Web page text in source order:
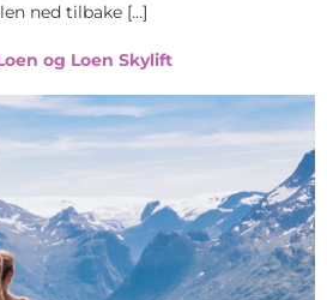
ned tilbake […]
og Loen Skylift